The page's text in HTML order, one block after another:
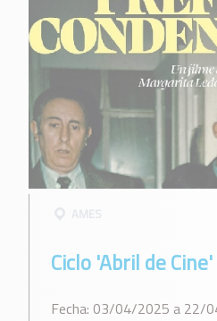
Ciclo 'Abril de
Fecha: 03/04/2025 a 22/